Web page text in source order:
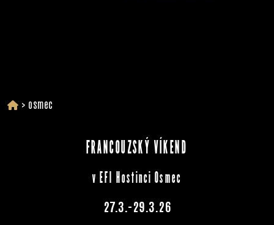
> osmec
FRANCOUZSKÝ VÍKEND
v EFI Hostinci Osmec
27.3.-29.3.26